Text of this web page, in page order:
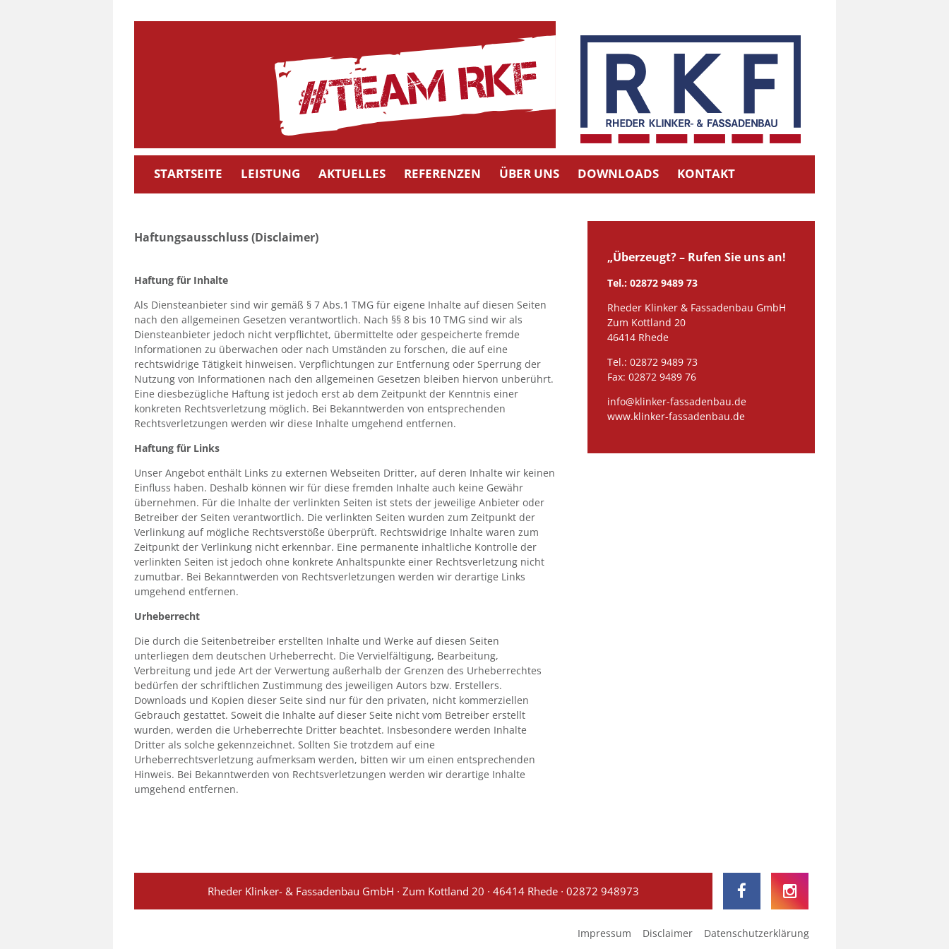
STARTSEITE LEISTUNG AKTUELLES REFERENZEN ÜBER UNS DOWNLOADS KONTAKT
Haftungsausschluss (Disclaimer)
Haftung für Inhalte
Als Diensteanbieter sind wir gemäß § 7 Abs.1 TMG für eigene Inhalte auf diesen Seiten
nach den allgemeinen Gesetzen verantwortlich. Nach §§ 8 bis 10 TMG sind wir als
Diensteanbieter jedoch nicht verpflichtet, übermittelte oder gespeicherte fremde
Informationen zu überwachen oder nach Umständen zu forschen, die auf eine
rechtswidrige Tätigkeit hinweisen. Verpflichtungen zur Entfernung oder Sperrung der
Nutzung von Informationen nach den allgemeinen Gesetzen bleiben hiervon unberührt.
Eine diesbezügliche Haftung ist jedoch erst ab dem Zeitpunkt der Kenntnis einer
konkreten Rechtsverletzung möglich. Bei Bekanntwerden von entsprechenden
Rechtsverletzungen werden wir diese Inhalte umgehend entfernen.
Haftung für Links
Unser Angebot enthält Links zu externen Webseiten Dritter, auf deren Inhalte wir keinen
Einfluss haben. Deshalb können wir für diese fremden Inhalte auch keine Gewähr
übernehmen. Für die Inhalte der verlinkten Seiten ist stets der jeweilige Anbieter oder
Betreiber der Seiten verantwortlich. Die verlinkten Seiten wurden zum Zeitpunkt der
Verlinkung auf mögliche Rechtsverstöße überprüft. Rechtswidrige Inhalte waren zum
Zeitpunkt der Verlinkung nicht erkennbar. Eine permanente inhaltliche Kontrolle der
verlinkten Seiten ist jedoch ohne konkrete Anhaltspunkte einer Rechtsverletzung nicht
zumutbar. Bei Bekanntwerden von Rechtsverletzungen werden wir derartige Links
umgehend entfernen.
Urheberrecht
Die durch die Seitenbetreiber erstellten Inhalte und Werke auf diesen Seiten
unterliegen dem deutschen Urheberrecht. Die Vervielfältigung, Bearbeitung,
Verbreitung und jede Art der Verwertung außerhalb der Grenzen des Urheberrechtes
bedürfen der schriftlichen Zustimmung des jeweiligen Autors bzw. Erstellers.
Downloads und Kopien dieser Seite sind nur für den privaten, nicht kommerziellen
Gebrauch gestattet. Soweit die Inhalte auf dieser Seite nicht vom Betreiber erstellt
wurden, werden die Urheberrechte Dritter beachtet. Insbesondere werden Inhalte
Dritter als solche gekennzeichnet. Sollten Sie trotzdem auf eine
Urheberrechtsverletzung aufmerksam werden, bitten wir um einen entsprechenden
Hinweis. Bei Bekanntwerden von Rechtsverletzungen werden wir derartige Inhalte
umgehend entfernen.
„Überzeugt? – Rufen Sie uns an!
Tel.: 02872 9489 73
Rheder Klinker & Fassadenbau GmbH
Zum Kottland 20
46414 Rhede
Tel.: 02872 9489 73
Fax: 02872 9489 76
info@klinker-fassadenbau.de
www.klinker-fassadenbau.de
Rheder Klinker- & Fassadenbau GmbH ∙ Zum Kottland 20 ∙ 46414 Rhede ∙02872 948973
Datenschutzerklärung
Disclaimer
Impressum